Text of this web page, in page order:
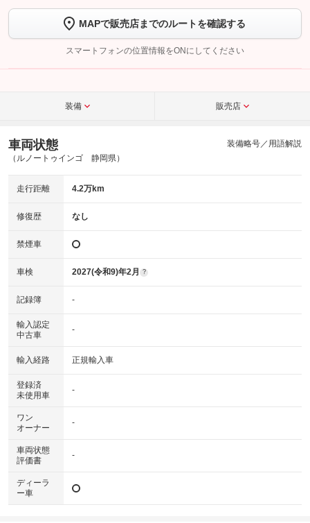
トーク画面で
ボタンをタップして問い合わせを
完了してください。
こちら
MAPで販売店までのルートを確認する
スマートフォンの位置情報をONにしてください
装備 販売店
車両状態
（ルノートゥインゴ 静岡県）
装備略号／用語解説
走行距離 4.2万km
修復歴 なし
禁煙車
車検 2027(令和9)年2月 ?
記録簿 -
輸入認定
中古車
-
輸入経路 正規輸入車
登録済
未使用車
-
ワン
オーナー
-
車両状態
評価書
-
ディーラ
ー車